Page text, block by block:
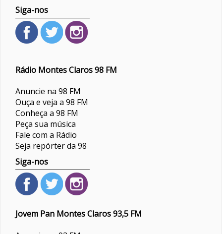
Siga-nos
Rádio Montes Claros 98 FM
Anuncie na 98 FM
Ouça e veja a 98 FM
Conheça a 98 FM
Peça sua música
Fale com a Rádio
Seja repórter da 98
Siga-nos
Jovem Pan Montes Claros 93,5 FM